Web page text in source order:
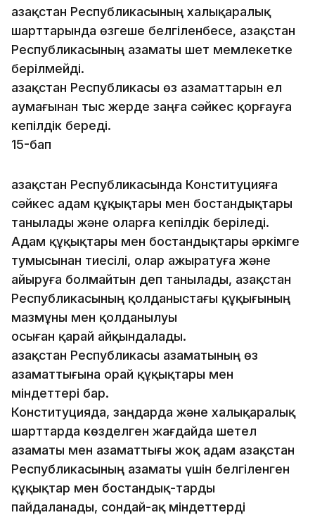
Қазақстан Республикасының халықаралық
шарттарында өзгеше белгiленбесе, Қазақстан
Республикасының азаматы шет мемлекетке
берілмейді.
Қазақстан Республикасы өз азаматтарын ел
аумағынан тыс жерде заңға сәйкес қорғауға
кепiлдiк бередi.
15-бап
Қазақстан Республикасында Конституцияға
сәйкес адам құқықтары мен бостандықтары
танылады және оларға кепiлдiк берiледi.
Адам құқықтары мен бостандықтары әркiмге
тумысы­нан тиесілі, олар ажыратуға және
айыруға болмайтын деп та­нылады, Қазақстан
Республикасының қолданыстағы құқығы­ның
мазмұны мен қолданылуы
осыған қарай айқындалады.
Қазақстан Республикасы азаматының өз
азаматтығына орай құқықтары мен
мiндеттері бар.
Конституцияда, заңдарда және халықаралық
шарттарда көзделген жағдайда шетел
азаматы мен азаматтығы жоқ адам Қазақстан
Республикасының азаматы үшін белгіленген
құқықтар мен бостандық-тарды
пайдаланады, сондай-ақ мiндеттерді